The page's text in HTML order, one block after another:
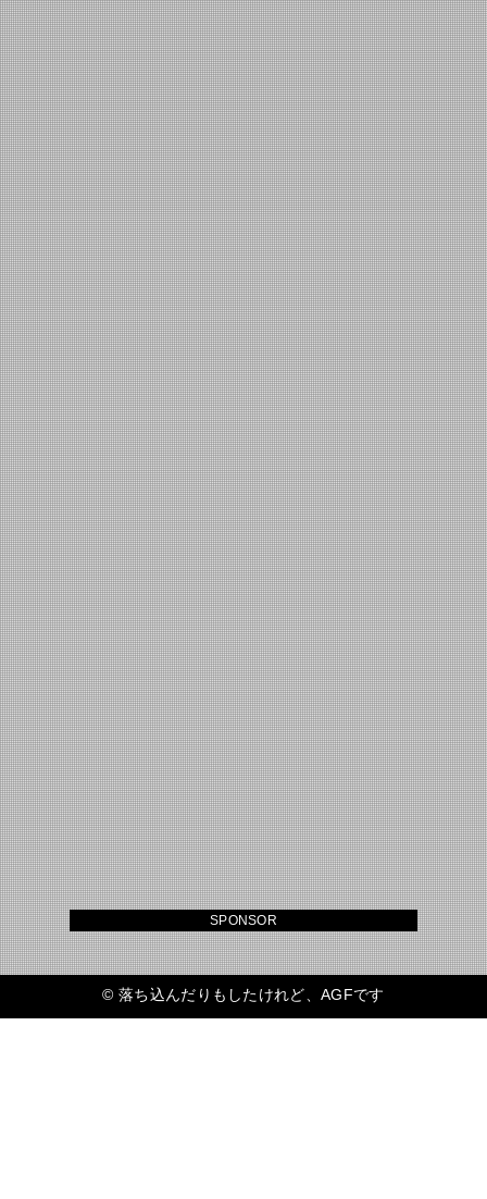
© 落ち込んだりもしたけれど、AGFです
SPONSOR